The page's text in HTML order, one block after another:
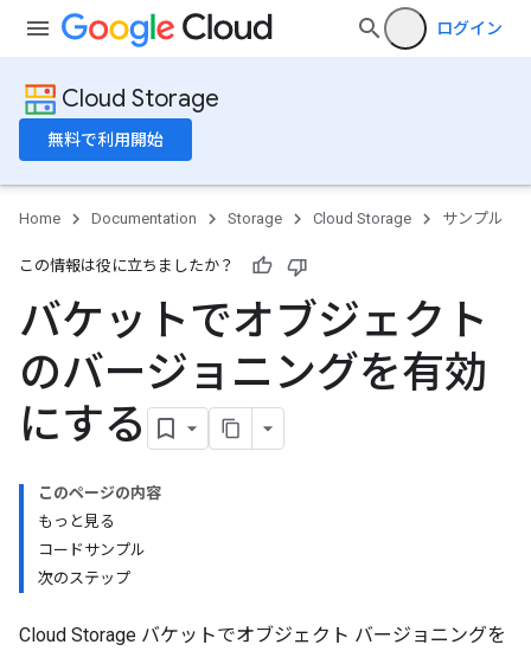
ログイン
Cloud Storage
無料で利用開始
Home Documentation Storage Cloud Storage サンプル
この情報は役に立ちましたか？
バケットでオブジェクト
のバージョニングを有効
にする
このページの内容
もっと見る
コードサンプル
次のステップ
Cloud Storage バケットでオブジェクト バージョニングを